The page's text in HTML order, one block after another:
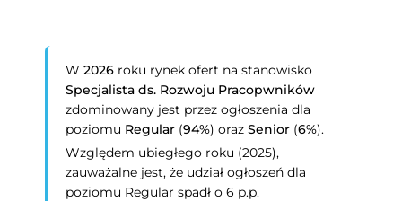
W2026 roku rynek ofert na stanowisko
Specjalista ds. Rozwoju Pracopwników
zdominowany jest przez ogłoszenia dla
poziomu Regular (94%) orazSenior (6%).
Względem ubiegłego roku (2025),
zauważalne jest, że udział ogłoszeń dla
poziomu Regular spadł o 6 p.p.